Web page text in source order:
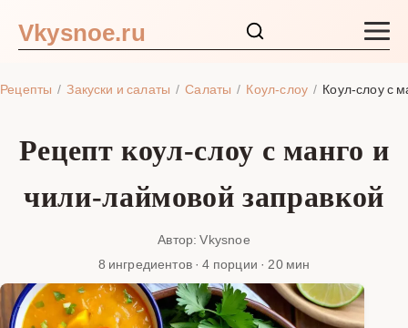
Vkysnoe.ru
Рецепты Закуски и салаты Салаты Коул-слоу Коул-слоу с
Рецепт коул-слоу с манго и
чили-лаймовой заправкой
Автор: Vkysnoe
8 ингредиентов · 4 порции · 20 мин